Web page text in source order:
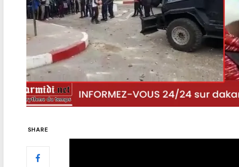
SHARE